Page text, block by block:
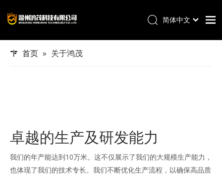
首页
新闻
联系我们
简体中文
首页 » 关于鸿茂
卓越的生产及研发能力
我们的年产能达到10万米。这不仅展示了我们的大规模生产能力，
也体现了我们的技术专长。我们不断优化生产流程，以确保高品质